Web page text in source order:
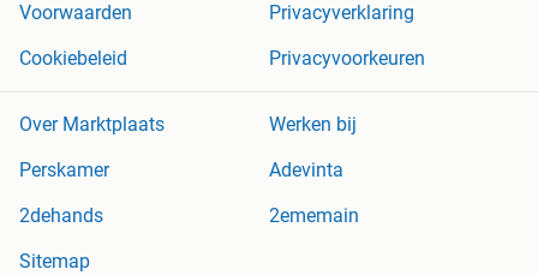
Voorwaarden
Privacyverklaring
Cookiebeleid
Privacyvoorkeuren
Over Marktplaats
Werken bij
Perskamer
Adevinta
2dehands
2ememain
Sitemap